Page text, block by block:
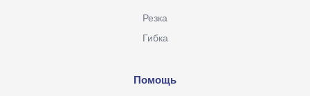
Резка
Гибка
Помощь